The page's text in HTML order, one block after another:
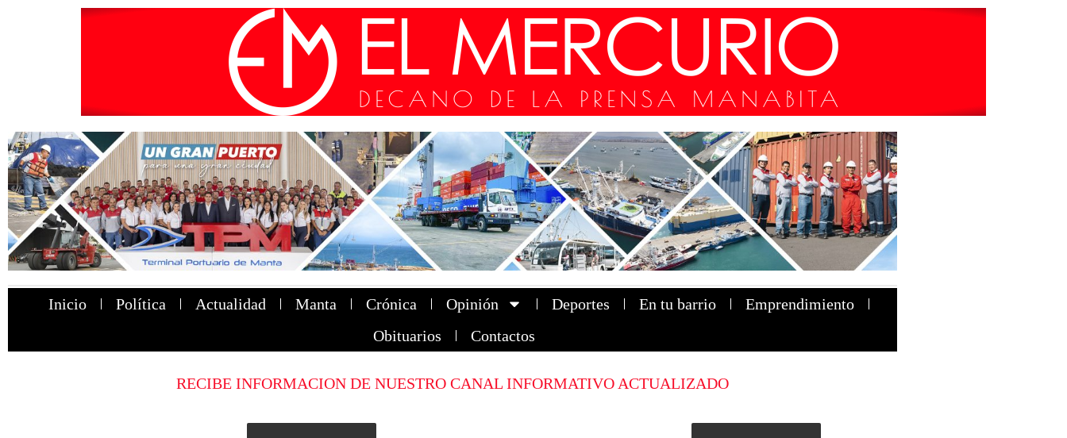
Inicio Política Actualidad Manta Crónica Opinión Deportes En tu barrio
Emprendimiento
Obituarios
Contactos
RECIBE INFORMACION DE NUESTRO CANAL INFORMATIVO ACTUALIZADO